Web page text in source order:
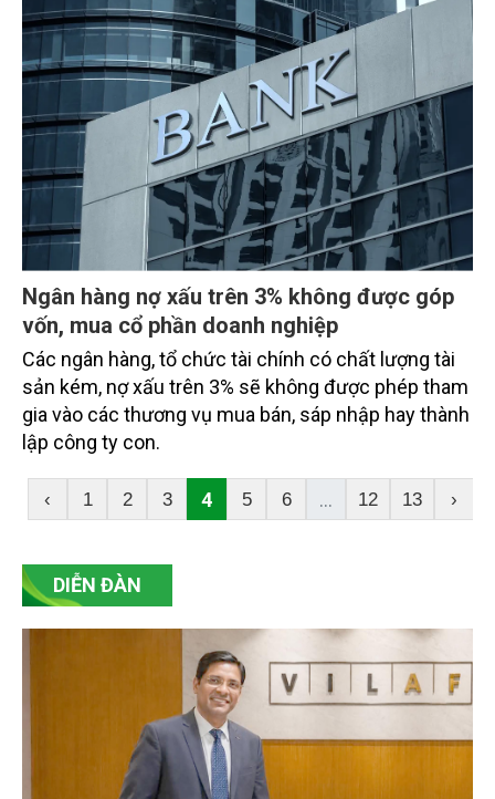
Ngân hàng nợ xấu trên 3% không được góp
vốn, mua cổ phần doanh nghiệp
Các ngân hàng, tổ chức tài chính có chất lượng tài
sản kém, nợ xấu trên 3% sẽ không được phép tham
gia vào các thương vụ mua bán, sáp nhập hay thành
lập công ty con.
‹ 1 2 3 4 5 6 ... 12 13 ›
DIỄN ĐÀN